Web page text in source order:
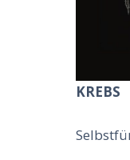
KREBS